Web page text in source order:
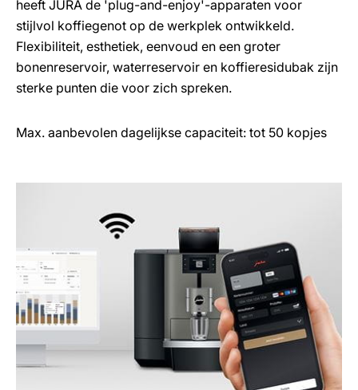
heeft JURA de 'plug-and-enjoy'-apparaten voor
stijlvol koffiegenot op de werkplek ontwikkeld.
Flexibiliteit, esthetiek, eenvoud en een groter
bonenreservoir, waterreservoir en koffieresidubak zijn
sterke punten die voor zich spreken.
Max. aanbevolen dagelijkse capaciteit: tot 50 kopjes